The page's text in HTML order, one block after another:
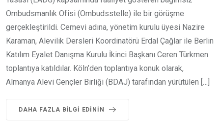
Ombudsmanlık Ofisi (Ombudsstelle) ile bir görüşme
gerçekleştirildi. Cemevi adına, yönetim kurulu üyesi Nazire
Karaman, Alevilik Dersleri Koordinatörü Erdal Çağlar ile Berlin
Katılım Eyalet Danışma Kurulu İkinci Başkanı Ceren Türkmen
toplantıya katıldılar. Köln’den toplantıya konuk olarak,
Almanya Alevi Gençler Birliği (BDAJ) tarafından yürütülen […]
DAHA FAZLA BILGI EDININ